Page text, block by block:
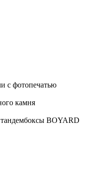
с фотопечатью
камня
BOYARD